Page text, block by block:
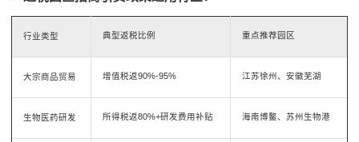
行业类型 典型返税比例 重点推荐园区
大宗商品贸易 增值税返90%-95% 江苏徐州、安徽芜湖
生物医药研发 所得税返80%+研发费用补贴 海南博鳌、苏州生物港